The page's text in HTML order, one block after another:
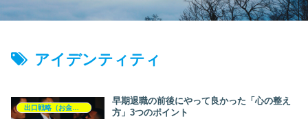
アイデンティティ
早期退職の前後にやって良かった「心の整え
方」3つのポイント